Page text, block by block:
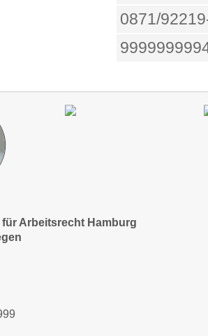
0871/
Arbeitsrecht Hamburg